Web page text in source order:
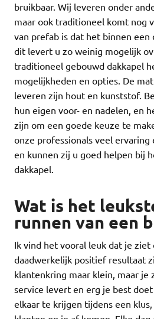
bruikbaar. Wij leveren onder
maar ook traditioneel komt nog
van prefab is dat het binnen een
dit levert u zo weinig mogelijk
traditioneel gebouwd dakkapel
mogelijkheden en opties. De
leveren zijn hout en kunststof.
hun eigen voor- en nadelen, en
zijn om een goede keuze te
onze professionals veel ervaring
en kunnen zij u goed helpen bij
dakkapel.
Wat is het
runnen van een
Ik vind het vooral leuk dat je ziet
daadwerkelijk positief resultaat
klantenkring maar klein, maar je
service levert en erg je best
elkaar te krijgen tijdens een